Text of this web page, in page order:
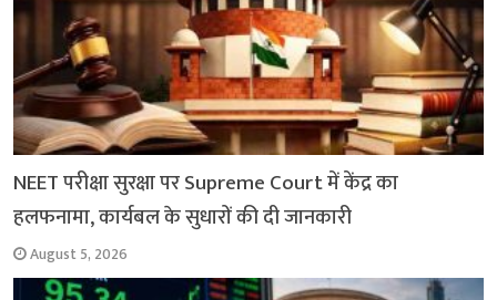
NEET परीक्षा सुरक्षा पर Supreme Court में केंद्र का
हलफनामा, कार्यबल के सुधारों की दी जानकारी
August 5, 2026